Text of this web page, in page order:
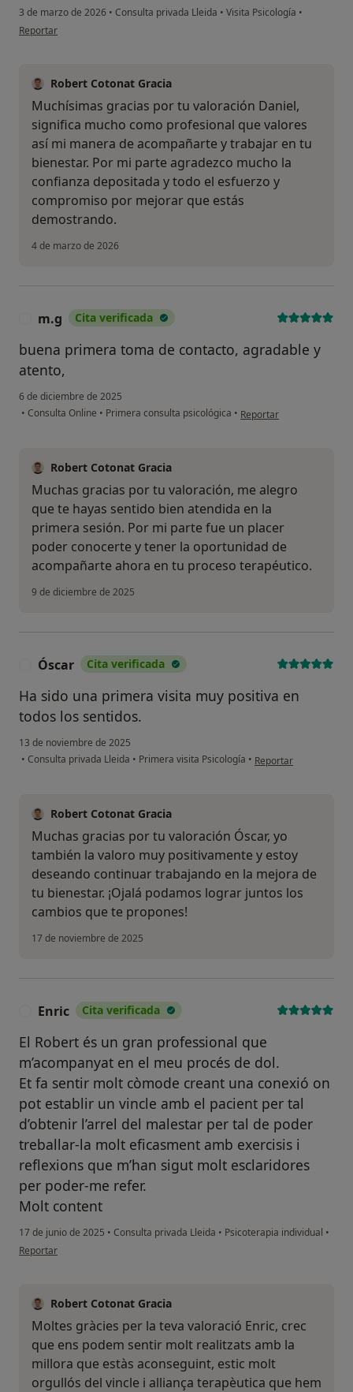
3 de marzo de 2026 • Consulta privada Lleida • Visita Psicología •
en opinión del usuario Daniel
Reportar
Robert Cotonat Gracia
Muchísimas gracias por tu valoración Daniel,
significa mucho como profesional que valores
así mi manera de acompañarte y trabajar en tu
bienestar. Por mi parte agradezco mucho la
confianza depositada y todo el esfuerzo y
compromiso por mejorar que estás
demostrando.
4 de marzo de 2026
m.g Cita verificada
buena primera toma de contacto, agradable y
atento,
6 de diciembre de 2025
• Consulta Online • Primera consulta psicológica • en opinión del usuario
Reportar
Robert Cotonat Gracia
Muchas gracias por tu valoración, me alegro
que te hayas sentido bien atendida en la
primera sesión. Por mi parte fue un placer
poder conocerte y tener la oportunidad de
acompañarte ahora en tu proceso terapéutico.
9 de diciembre de 2025
Óscar Cita verificada
Ha sido una primera visita muy positiva en
todos los sentidos.
13 de noviembre de 2025
• Consulta privada Lleida • Primera visita Psicología • en opinión del usuario
Reportar
Robert Cotonat Gracia
Muchas gracias por tu valoración Óscar, yo
también la valoro muy positivamente y estoy
deseando continuar trabajando en la mejora de
tu bienestar. ¡Ojalá podamos lograr juntos los
cambios que te propones!
17 de noviembre de 2025
Enric Cita verificada
El Robert és un gran professional que
m’acompanyat en el meu procés de dol.
Et fa sentir molt còmode creant una conexió on
pot establir un vincle amb el pacient per tal
d’obtenir l’arrel del malestar per tal de poder
treballar-la molt eficasment amb exercisis i
reflexions que m’han sigut molt esclaridores
per poder-me refer.
Molt content
17 de junio de 2025 • Consulta privada Lleida • Psicoterapia individual •
en opinión del usuario Enric
Reportar
Robert Cotonat Gracia
Moltes gràcies per la teva valoració Enric, crec
que ens podem sentir molt realitzats amb la
millora que estàs aconseguint, estic molt
orgullós del vincle i alliança terapèutica que hem